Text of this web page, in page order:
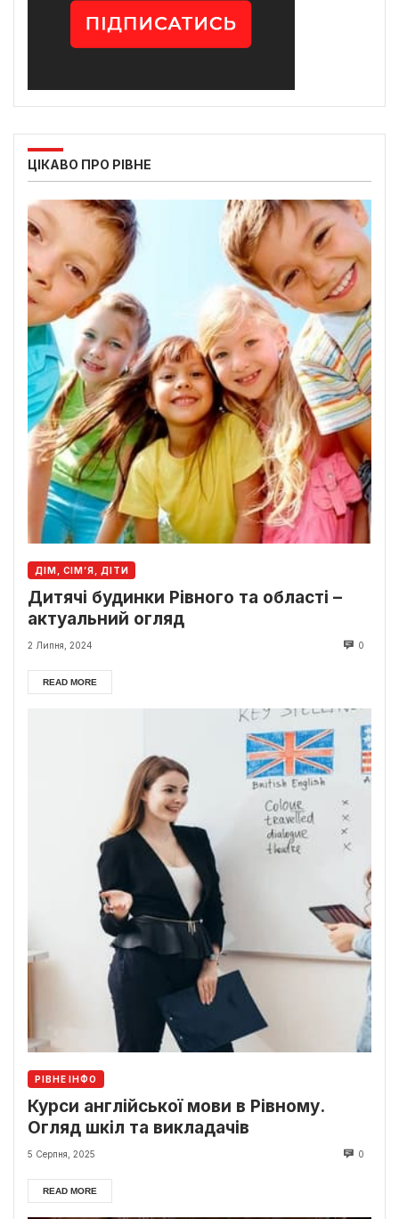
ЦІКАВО ПРО РІВНЕ
ДІМ, СІМ’Я, ДІТИ
Дитячі будинки Рівного та області –
актуальний огляд
2 Липня, 2024 0
READ MORE
РІВНЕ ІНФО
Курси англійської мови в Рівному.
Огляд шкіл та викладачів
5 Серпня, 2025 0
READ MORE